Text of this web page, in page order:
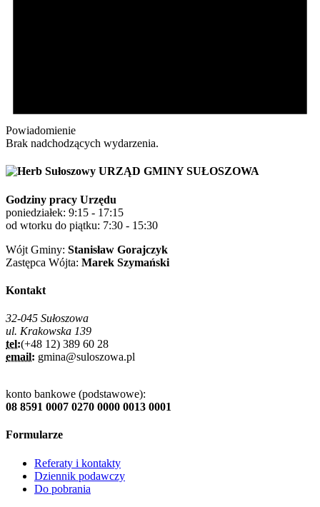
Powiadomienie
Brak nadchodzących wydarzenia.
URZĄD GMINY SUŁOSZOWA
Godziny pracy Urzędu
poniedziałek: 9:15 - 17:15
od wtorku do piątku: 7:30 - 15:30
Wójt Gminy: Stanisław Gorajczyk
Zastępca Wójta: Marek Szymański
Kontakt
32-045 Sułoszowa
ul. Krakowska 139
tel:(+48 12) 389 60 28
email: gmina@suloszowa.pl
konto bankowe (podstawowe):
08 8591 0007 0270 0000 0013 0001
Formularze
Referaty i kontakty
Dziennik podawczy
Do pobrania